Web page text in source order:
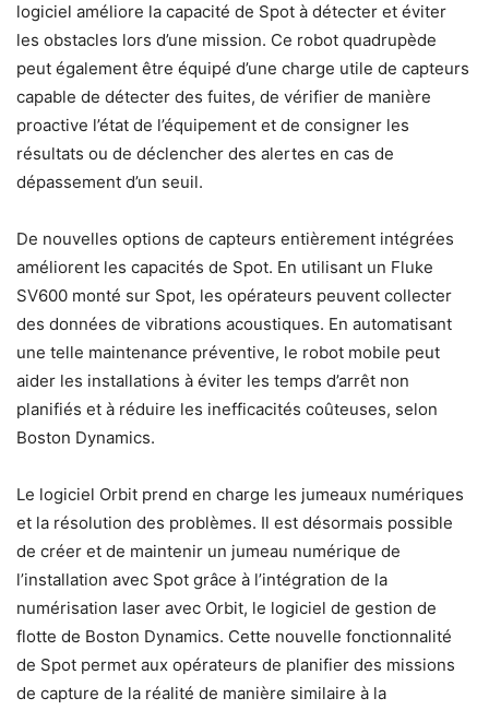
logiciel améliore la capacité de Spot à détecter et éviter
les obstacles lors d’une mission. Ce robot quadrupède
peut également être équipé d’une charge utile de capteurs
capable de détecter des fuites, de vérifier de manière
proactive l’état de l’équipement et de consigner les
résultats ou de déclencher des alertes en cas de
dépassement d’un seuil.
De nouvelles options de capteurs entièrement intégrées
améliorent les capacités de Spot. En utilisant un Fluke
SV600 monté sur Spot, les opérateurs peuvent collecter
des données de vibrations acoustiques. En automatisant
une telle maintenance préventive, le robot mobile peut
aider les installations à éviter les temps d’arrêt non
planifiés et à réduire les inefficacités coûteuses, selon
Boston Dynamics.
Le logiciel Orbit prend en charge les jumeaux numériques
et la résolution des problèmes. Il est désormais possible
de créer et de maintenir un jumeau numérique de
l’installation avec Spot grâce à l’intégration de la
numérisation laser avec Orbit, le logiciel de gestion de
flotte de Boston Dynamics. Cette nouvelle fonctionnalité
de Spot permet aux opérateurs de planifier des missions
de capture de la réalité de manière similaire à la